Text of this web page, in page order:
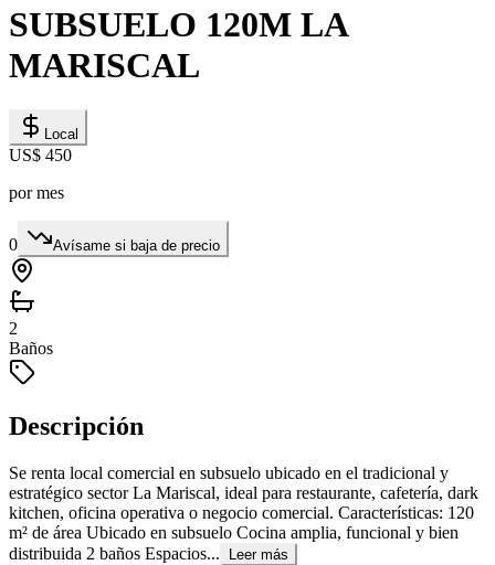
SUBSUELO 120M LA
MARISCAL
Local
US$ 450
por mes
0 Avísame si baja de precio
2
Baños
Descripción
Se renta local comercial en subsuelo ubicado en el tradicional y
estratégico sector La Mariscal, ideal para restaurante, cafetería, dark
kitchen, oficina operativa o negocio comercial. Características: 120
m² de área Ubicado en subsuelo Cocina amplia, funcional y bien
distribuida 2 baños Espacios...
Leer más